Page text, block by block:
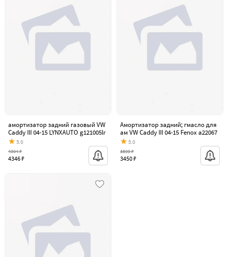
амортизатор задний газовый VW
Caddy III 04-15 LYNXAUTO g121005lr
5.0
4346 ₽
4994 ₽
Амортизатор задний; гмасло для
ам VW Caddy III 04-15 Fenox a22067
5.0
3450 ₽
3599 ₽